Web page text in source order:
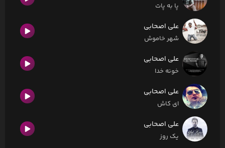
پا به پات
علی اصحابی
شهر خاموش
علی اصحابی
خونه خدا
علی اصحابی
ای کاش
علی اصحابی
یک روز